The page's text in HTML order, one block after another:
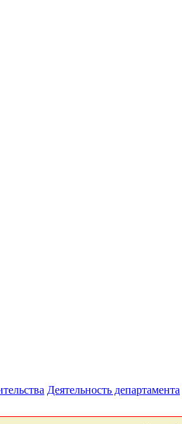
Деятельность департамента